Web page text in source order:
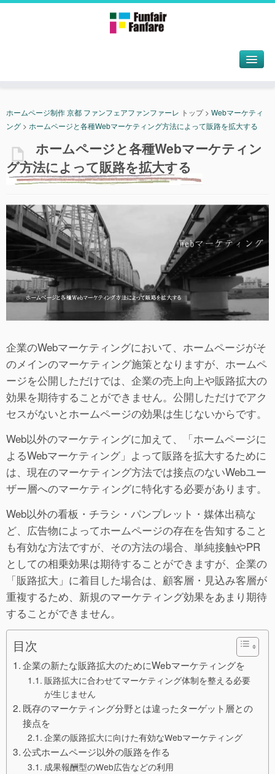
ホームページ制作 京都 ファンフェアファンファーレ トップ> Webマーケティ
ング > ホームページと各種Webマーケティング方法によって販路を拡大する
ホームページと各種Webマーケティン
グ方法によって販路を拡大する
企業のWebマーケティングにおいて、ホームページがそ
のメインのマーケティング施策となりますが、ホームペ
ージを公開しただけでは、企業の売上向上や販路拡大の
効果を期待することができません。公開しただけでアク
セスがないとホームページの効果は生じないからです。
Web以外のマーケティングに加えて、「ホームページに
よるWebマーケティング」よって販路を拡大するために
は、現在のマーケティング方法では接点のないWebユー
ザー層へのマーケティングに特化する必要があります。
Web以外の看板・チラシ・パンプレット・媒体出稿な
ど、広告物によってホームページの存在を告知すること
も有効な方法ですが、その方法の場合、単純接触やPR
としての相乗効果は期待することができますが、企業の
「販路拡大」に着目した場合は、顧客層・見込み客層が
重複するため、新規のマーケティング効果をあまり期待
することができません。
目次
企業の新たな販路拡大のためにWebマーケティングを
販路拡大に合わせてマーケティング体制を整える必要
が生じません
既存のマーケティング分野とは違ったターゲット層との
接点を
企業の販路拡大に向けた有効なWebマーケティング
公式ホームページ以外の販路を作る
成果報酬型のWeb広告などの利用